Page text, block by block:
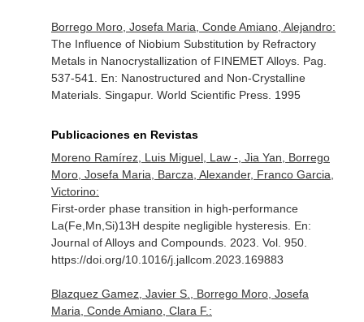
Borrego Moro, Josefa Maria, Conde Amiano, Alejandro:
The Influence of Niobium Substitution by Refractory
Metals in Nanocrystallization of FINEMET Alloys. Pag.
537-541. En: Nanostructured and Non-Crystalline
Materials. Singapur. World Scientific Press. 1995
Publicaciones en Revistas
Moreno Ramírez, Luis Miguel, Law -, Jia Yan, Borrego
Moro, Josefa Maria, Barcza, Alexander, Franco Garcia,
Victorino:
First-order phase transition in high-performance
La(Fe,Mn,Si)13H despite negligible hysteresis. En:
Journal of Alloys and Compounds. 2023. Vol. 950.
https://doi.org/10.1016/j.jallcom.2023.169883
Blazquez Gamez, Javier S., Borrego Moro, Josefa
Maria, Conde Amiano, Clara F.: